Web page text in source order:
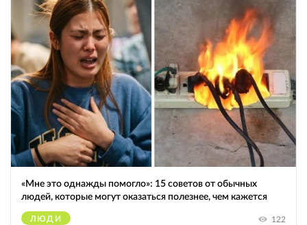
«Мне это однажды помогло»: 15 советов от обычных
людей, которые могут оказаться полезнее, чем кажется
ЛЮДИ 122